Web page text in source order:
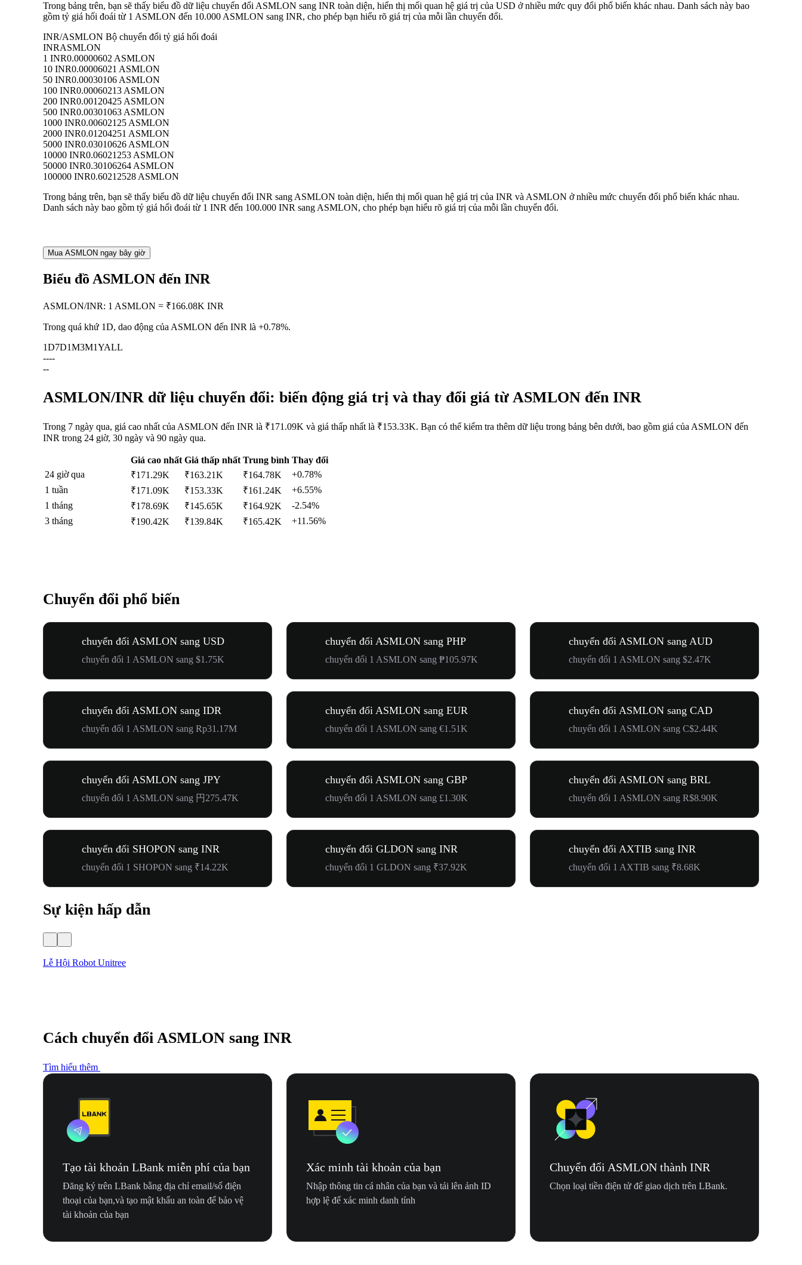
Trong bảng trên, bạn sẽ thấy biểu đồ dữ liệu chuyển đổi ASMLON sang INR toàn diện, hiển thị mối quan hệ giá trị của USD ở nhiều mức quy đổi phổ biến khác nhau. Danh sách này bao
gồm tỷ giá hối đoái từ 1 ASMLON đến 10.000 ASMLON sang INR, cho phép bạn hiểu rõ giá trị của mỗi lần chuyển đổi.
INR/ASMLON Bộ chuyển đổi tỷ giá hối đoái
INRASMLON
1 INR0.00000602 ASMLON
10 INR0.00006021 ASMLON
50 INR0.00030106 ASMLON
100 INR0.00060213 ASMLON
200 INR0.00120425 ASMLON
500 INR0.00301063 ASMLON
1000 INR0.00602125 ASMLON
2000 INR0.01204251 ASMLON
5000 INR0.03010626 ASMLON
10000 INR0.06021253 ASMLON
50000 INR0.30106264 ASMLON
100000 INR0.60212528 ASMLON
Trong bảng trên, bạn sẽ thấy biểu đồ dữ liệu chuyển đổi INR sang ASMLON toàn diện, hiển thị mối quan hệ giá trị của INR và ASMLON ở nhiều mức chuyển đổi phổ biến khác nhau.
Danh sách này bao gồm tỷ giá hối đoái từ 1 INR đến 100.000 INR sang ASMLON, cho phép bạn hiểu rõ giá trị của mỗi lần chuyển đổi.
Mua ASMLON ngay bây giờ
Biểu đồ ASMLON đến INR
ASMLON/INR: 1 ASMLON = ₹166.08K INR
Trong quá khứ 1D, dao động của ASMLON đến INR là +0.78%.
1D7D1M3M1YALL
----
--
ASMLON/INR dữ liệu chuyển đổi: biến động giá trị và thay đổi giá từ ASMLON đến INR
Trong 7 ngày qua, giá cao nhất của ASMLON đến INR là ₹171.09K và giá thấp nhất là ₹153.33K. Bạn có thể kiểm tra thêm dữ liệu trong bảng bên dưới, bao gồm giá của ASMLON đến
INR trong 24 giờ, 30 ngày và 90 ngày qua.
Giá cao nhất Giá thấp nhất Trung bình Thay đổi
24 giờ qua
₹171.29K ₹163.21K ₹164.78K
+0.78%
1 tuần
₹171.09K ₹153.33K ₹161.24K
+6.55%
1 tháng
₹178.69K ₹145.65K ₹164.92K
-2.54%
3 tháng
₹190.42K ₹139.84K ₹165.42K +11.56%
Chuyển đổi phổ biến
chuyển đổi ASMLON sang USD
chuyển đổi 1 ASMLON sang $1.75K
chuyển đổi ASMLON sang PHP
chuyển đổi 1 ASMLON sang ₱105.97K
chuyển đổi ASMLON sang AUD
chuyển đổi 1 ASMLON sang $2.47K
chuyển đổi ASMLON sang IDR
chuyển đổi 1 ASMLON sang Rp31.17M
chuyển đổi ASMLON sang EUR
chuyển đổi 1 ASMLON sang €1.51K
chuyển đổi ASMLON sang CAD
chuyển đổi 1 ASMLON sang C$2.44K
chuyển đổi ASMLON sang JPY
chuyển đổi 1 ASMLON sang 円275.47K
chuyển đổi ASMLON sang GBP
chuyển đổi 1 ASMLON sang £1.30K
chuyển đổi ASMLON sang BRL
chuyển đổi 1 ASMLON sang R$8.90K
chuyển đổi SHOPON sang INR
chuyển đổi 1 SHOPON sang ₹14.22K
chuyển đổi GLDON sang INR
chuyển đổi 1 GLDON sang ₹37.92K
chuyển đổi AXTIB sang INR
chuyển đổi 1 AXTIB sang ₹8.68K
Sự kiện hấp dẫn
Lễ Hội Robot Unitree
Cách chuyển đổi ASMLON sang INR
Tìm hiểu thêm
Tạo tài khoản LBank miễn phí của bạn
Đăng ký trên LBank bằng địa chỉ email/số điện
thoại của bạn,và tạo mật khẩu an toàn để bảo vệ
tài khoản của bạn
Xác minh tài khoản của bạn
Nhập thông tin cá nhân của bạn và tải lên ảnh ID
hợp lệ để xác minh danh tính
Chuyển đổi ASMLON thành INR
Chọn loại tiền điện tử để giao dịch trên LBank.